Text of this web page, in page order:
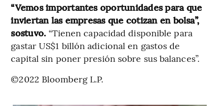
“Vemos importantes oportunidades para que
inviertan las empresas que cotizan en bolsa”,
sostuvo. “Tienen capacidad disponible para
gastar US$1 billón adicional en gastos de
capital sin poner presión sobre sus balances”.
©2022 Bloomberg L.P.